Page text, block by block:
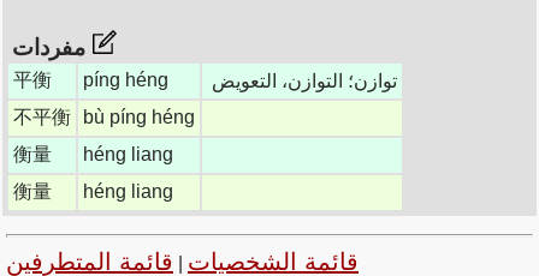
平衡 píng héng
توازن؛ التوازن، التعويض
不平衡
bù píng héng
衡量
héng liang
衡量
héng liang
قائمة الشخصيات قائمة المتطرفين